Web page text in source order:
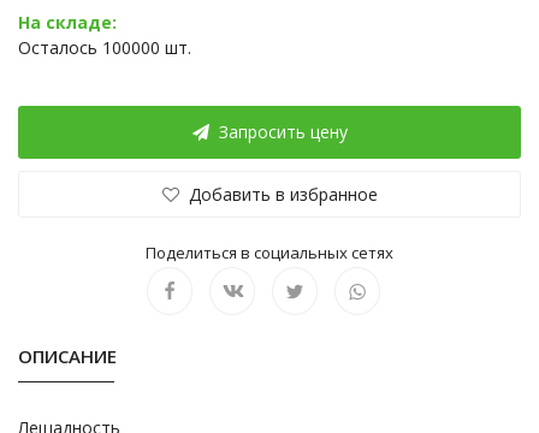
На складе:
Осталось 100000 шт.
Запросить цену
Добавить в избранное
Поделиться в социальных сетях
ОПИСАНИЕ
Лещадность